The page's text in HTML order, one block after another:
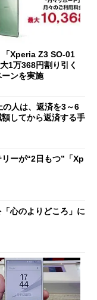
「Xperia Z3 SO-01
1万368円割り引く
ンを実施
の人は、返済を3～6
してから返済する手
ーが“2日もつ”「Xp
心のよりどころ」に